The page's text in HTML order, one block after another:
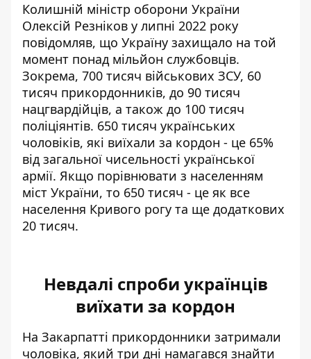
Колишній міністр оборони України
Олексій Резніков у липні 2022 року
повідомляв, що Україну захищало на той
момент понад мільйон службовців.
Зокрема, 700 тисяч військових ЗСУ, 60
тисяч прикордонників, до 90 тисяч
нацгвардійців, а також до 100 тисяч
поліціянтів. 650 тисяч українських
чоловіків, які виїхали за кордон - це 65%
від загальної чисельності української
армії. Якщо порівнювати з населенням
міст України, то 650 тисяч - це як все
населення Кривого рогу та ще додаткових
20 тисяч.
Невдалі спроби українців
виїхати за кордон
На Закарпатті прикордонники затримали
чоловіка, який три дні намагався знайти